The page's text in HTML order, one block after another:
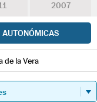
2007
AUTONÓMICAS
de la Vera